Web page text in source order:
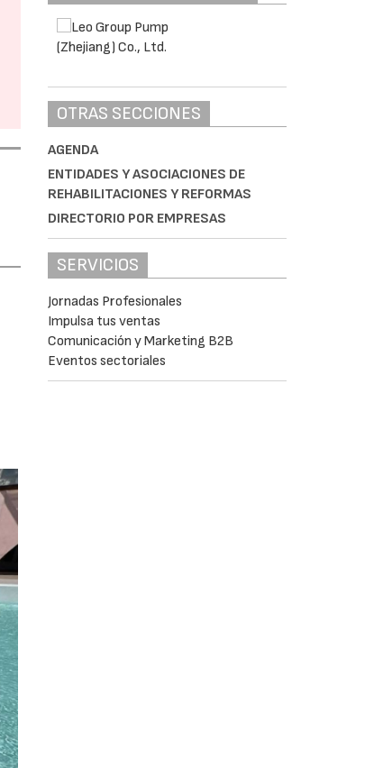
OTRAS SECCIONES
AGENDA
ENTIDADES Y ASOCIACIONES DE
REHABILITACIONES Y REFORMAS
DIRECTORIO POR EMPRESAS
SERVICIOS
Jornadas Profesionales
Impulsa tus ventas
Comunicación y Marketing B2B
Eventos sectoriales